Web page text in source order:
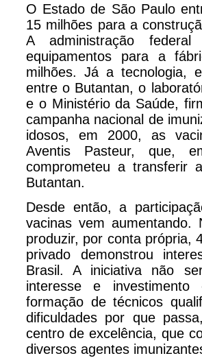
O Estado de São Paulo
15 milhões para a
A administração
equipamentos para a
milhões. Já a tecnologia,
entre o Butantan, o
e o Ministério da Saúde,
campanha nacional de
idosos, em 2000, as
Aventis Pasteur, que,
comprometeu a transferir
Butantan.
Desde então, a
vacinas vem
produzir, por conta própria,
privado demonstrou
Brasil. A iniciativa não
interesse e
formação de técnicos
dificuldades por que
centro de excelência, que
diversos agentes